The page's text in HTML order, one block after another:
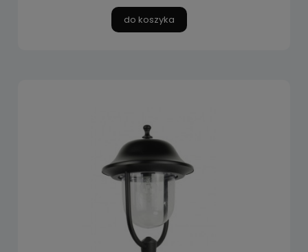
do koszyka